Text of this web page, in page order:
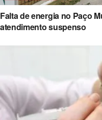
Falta de energia no Paço
atendimento suspenso